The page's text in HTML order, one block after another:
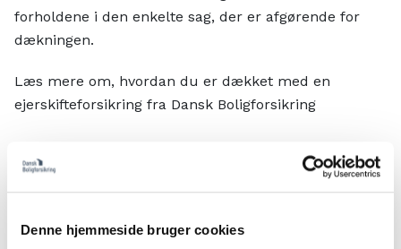
Denne hjemmeside bruger cookies
forholdene i den enkelte sag, der er afgørende for
dækningen.
Læs mere om, hvordan du er dækket med en
ejerskifteforsikring fra Dansk Boligforsikring
Afskrivning
Hvis du ved udbedring af en skade, får udskiftet en
ældre (slidt) bygningsdel med en ny, kan der i